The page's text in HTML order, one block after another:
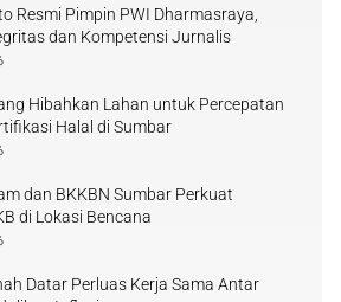
Resmi Pimpin PWI Dharmasraya,
dan Kompetensi Jurnalis
Hibahkan Lahan untuk Percepatan
Halal di Sumbar
dan BKKBN Sumbar Perkuat
di Lokasi Bencana
Datar Perluas Kerja Sama Antar